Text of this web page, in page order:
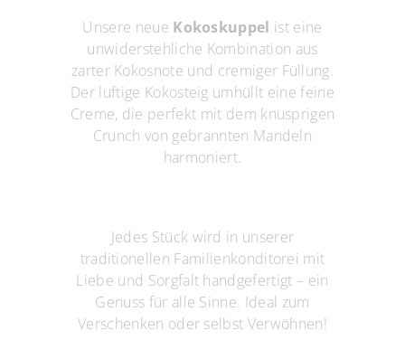
Unsere neue Kokoskuppel ist eine
unwiderstehliche Kombination aus
zarter Kokosnote und cremiger Füllung.
Der luftige Kokosteig umhüllt eine feine
Creme, die perfekt mit dem knusprigen
Crunch von gebrannten Mandeln
harmoniert.
Jedes Stück wird in unserer
traditionellen Familienkonditorei mit
Liebe und Sorgfalt handgefertigt – ein
Genuss für alle Sinne. Ideal zum
Verschenken oder selbst Verwöhnen!